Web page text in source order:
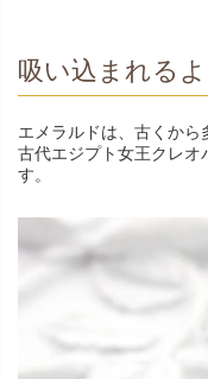
吸い込まれる
エメラルドは、古くから
古代エジプト女王クレ
す。